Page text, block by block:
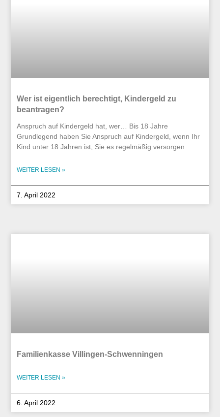
Wer ist eigentlich berechtigt, Kindergeld zu
beantragen?
Anspruch auf Kindergeld hat, wer… Bis 18 Jahre
Grundlegend haben Sie Anspruch auf Kindergeld, wenn Ihr
Kind unter 18 Jahren ist, Sie es regelmäßig versorgen
WEITER LESEN »
7. April 2022
Familienkasse Villingen-Schwenningen
WEITER LESEN »
6. April 2022